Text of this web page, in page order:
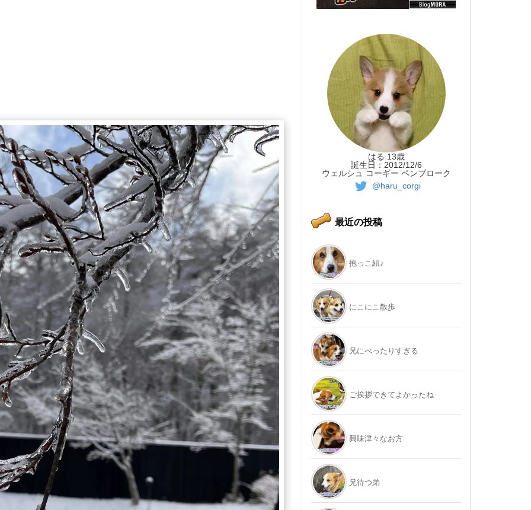
はる 13歳
誕生日：2012/12/6
ウェルシュ コーギー ペンブローク
@haru_corgi
最近の投稿
抱っこ紐♪
にこにこ散歩
兄にべったりすぎる
ご挨拶できてよかったね
興味津々なお方
兄待つ弟